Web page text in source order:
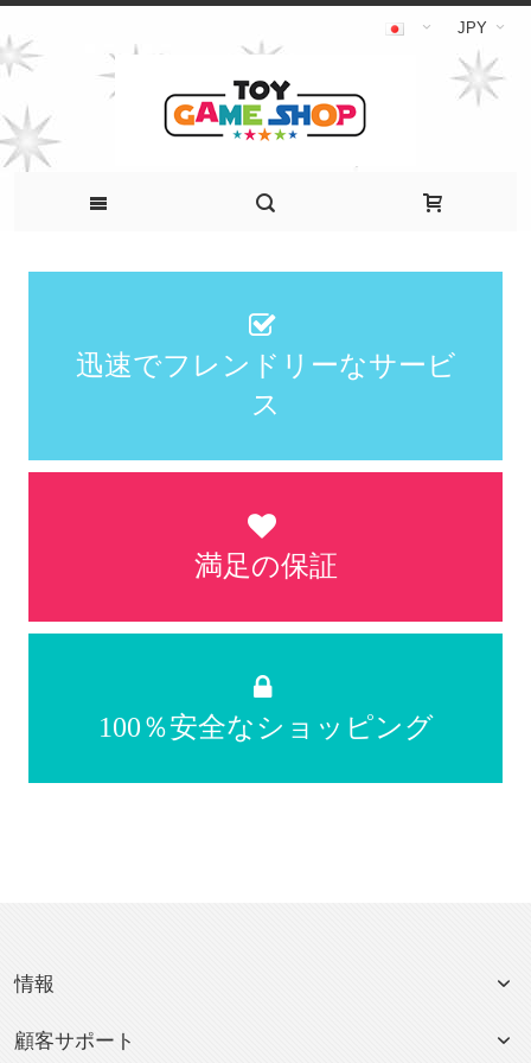
JPY
迅速でフレンドリーなサービ
ス
満足の保証
100％安全なショッピング
情報
顧客サポート